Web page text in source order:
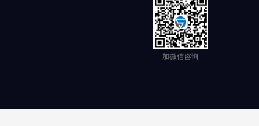
加微信咨询